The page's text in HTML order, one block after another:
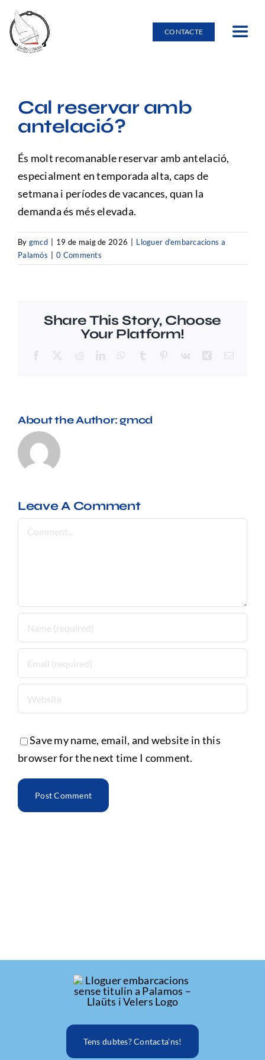
Skip
to
content
CONTACTE
Toggle
Lloguer d’embarcacions
Burricleta
Entorn natural
Escola nàutica
Cal reservar amb
antelació?
És molt recomanable reservar amb antelació,
especialment en temporada alta, caps de
setmana i períodes de vacances, quan la
demanda és més elevada.
By gmcd | 19 de maig de 2026 | Lloguer d’embarcacions a
Palamós | 0 Comments
Share This Story, Choose
Your Platform!
Facebook RedditLinkedInWhatsApp
Tumblr Pinterest
Vk XingEmail
About the Author:gmcd
Leave A Comment
Comment
Save my name, email, and website in this
browser for the next time I comment.
Tens dubtes? Contacta’ns!